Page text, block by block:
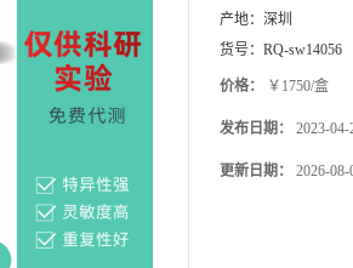
产地： 深圳
货号： RQ-sw14056
价格： ￥1750/盒
发布日期： 2023-04-
更新日期： 2026-08-